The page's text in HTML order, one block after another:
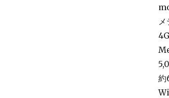
約